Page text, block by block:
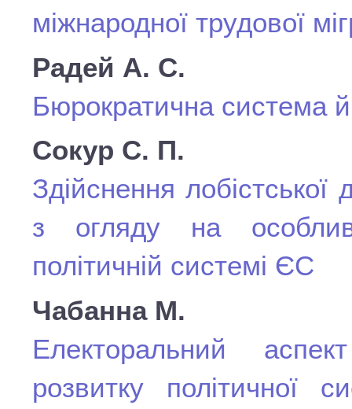
міжнародної трудової
Радей А. С.
Бюрократична система й
Сокур С. П.
Здійснення
з огляду на
політичній системі ЄС
Чабанна М.
Електоральний
розвитку політичної